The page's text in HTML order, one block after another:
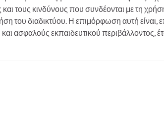
και τους κινδύνους που συνδέονται με τη
του διαδικτύου. Η επιμόρφωση αυτή είναι,
ασφαλούς εκπαιδευτικού περιβάλλοντος,